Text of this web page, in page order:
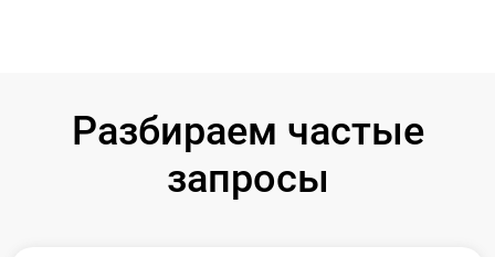
Разбираем частые
запросы